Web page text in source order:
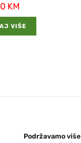
KM
VIŠE
Podržavamo više